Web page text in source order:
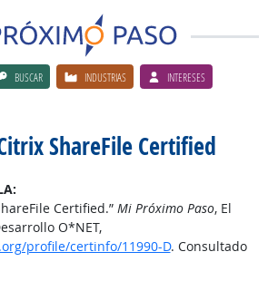
BUSCAR INDUSTRIAS INTERESES
ShareFile Certified
Certified.” Mi Próximo Paso, El
O*NET,
profile/certinfo/11990-D. Consultado